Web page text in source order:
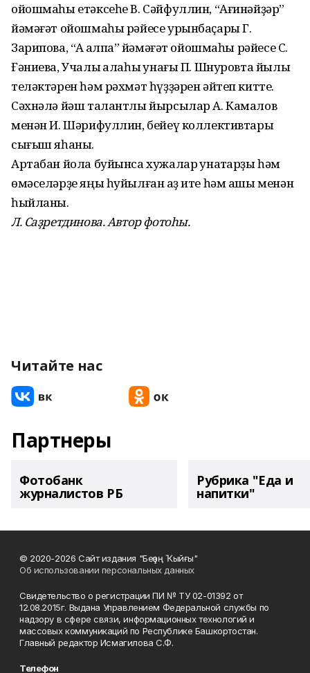
ойошмаһы етәксеһе В. Сәйфуллин, “Ағинәйҙәр”
йәмәғәт ойошмаһы рәйесе урынбаҫары Г.
Зарипова, “Аҡ ҡалпаҡ” йәмәғәт ойошмаһы рәйесе С.
Ғәниева, Учалы ҡалаһы ҡунағы П. Шнуровта йылы
теләктәрен һәм рәхмәт һүҙҙәрен әйтеп китте.
Сәхнәлә йәш талантлы йырсылар А. Камалов
менән И. Шәрифуллин, бейеү коллективтары
сығыш яһаны.
Артабан йола буйынса хужалар ҡунаҡтарҙы һәм
өмәселәрҙе яңы һуйылған ҡаҙ ите һәм ашы менән
һыйланы.
Л. Саҙретдинова. Автор фотоһы.
Читайте нас
Партнеры
Фотобанк
журналистов РБ
Рубрика "Еда и
напитки"
© 2020-2026 Сайт издания "Беҙҙең Ҡыйғы"
Об использовании персональных данных
Свидетельство о регистрации ПИ № ТУ 02-01392 от
12.08.2015г. Выдана Управлением Федеральной службы по
надзору в сфере связи, информационных технологий и
массовых коммуникаций по Республике Башкортостан.
Главный редактор Исмагилова С.Ф.
Телефон